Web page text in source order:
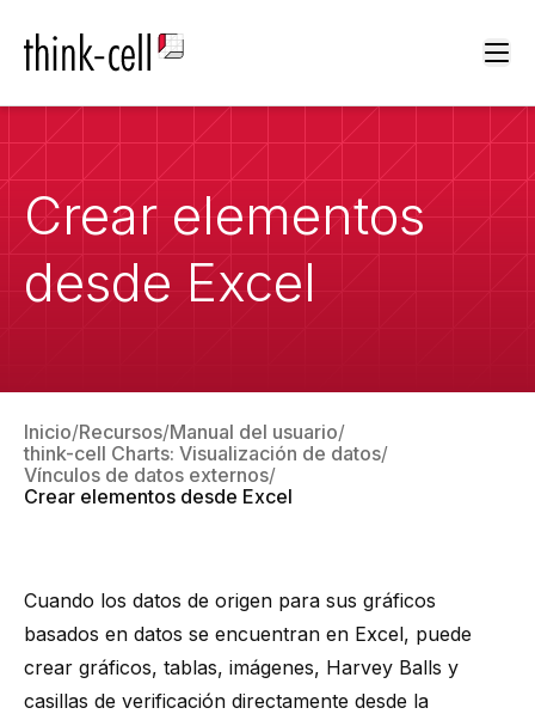
Crear elementos
desde Excel
Inicio Recursos Manual del usuario
think-cell Charts: Visualización de datos
Vínculos de datos externos
Crear elementos desde Excel
Cuando los datos de origen para sus gráficos
basados en datos se encuentran en Excel, puede
crear gráficos, tablas, imágenes, Harvey Balls y
casillas de verificación directamente desde la